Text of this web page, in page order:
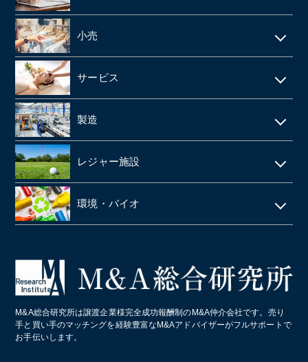
製薬
SMO
CRO
動物病院
歯科
眼科クリニック
医薬品卸
障害者施設 ・就労継続支援施設
給食業・給食サービス
宅配弁当
食品メーカー・食品加工・食品工場
清酒酒造・酒蔵
お弁当・惣菜屋
給食・テイクアウト・配達飲食
ラーメン屋
居酒屋
学習塾
小売
アパレルメーカー・アパレル
スーパーマーケット
FC(フランチャイズ加盟店)
ドラッグストア
LPガス
サービス
警備
エステサロン
ネイルサロン
税理士事務所・会計事務所
コールセンター
スポーツクラブ・フィットネスクラブ
葬儀
製造
印刷
塗料・塗料卸売メーカー
段ボール
造船業・重機・プラント業界
レジャー施設
ゴルフ場
クライミングジム・ボルダリングジム
環境・バイオ
M&A総合研究所は譲渡企業様完全成功報酬制のM&A仲介会社です。売り
手と買い手のマッチングを経験豊富なM&Aアドバイザーがフルサポートで
お手伝いします。